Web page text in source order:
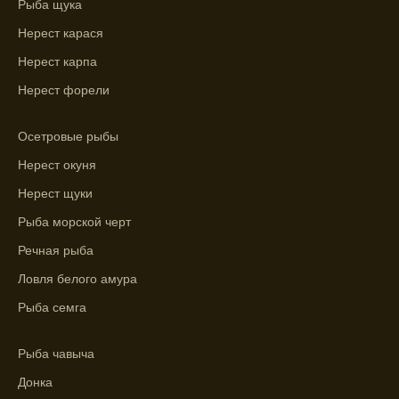
прогноз клева.
Зависимость активности рыбы от
температуры воды учитывается в прогнозе
Лучше всего ловить рыбу в период
максимального атмосферного давления,
Прогноз клева на сутки вперед дает ясное
помощью прогноза клева.
Учитывайте фазы луны при выборе места
Рыба щука
Нерест карася
Нерест карпа
Нерест форели
Осетровые рыбы
Нерест окуня
Нерест щуки
Рыба морской черт
Речная рыба
Ловля белого амура
Рыба семга
Рыба чавыча
Донка